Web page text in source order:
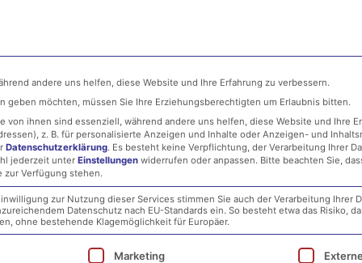
MSP IT-Security Infrastructure
für
andere uns helfen, diese Website und Ihre Erfahrung zu verbessern.
möchten, müssen Sie Ihre Erziehungsberechtigten um Erlaubnis bitten.
ihnen sind essenziell, während andere uns helfen, diese Website und Ihre
z. B. für personalisierte Anzeigen und Inhalte oder Anzeigen- und
Datenschutzerklärung. Es besteht keine Verpflichtung, der Verarbeitung Ihrer
jederzeit unter Einstellungen widerrufen oder anpassen. Bitte beachten Sie,
zur Verfügung stehen.
zur Nutzung dieser Services stimmen Sie auch der Verarbeitung Ihrer
Datenschutz nach EU-Standards ein. So besteht etwa das Risiko,
ohne bestehende Klagemöglichkeit für Europäer.
Einwilligung erteilt werden kann. Die
Marketing